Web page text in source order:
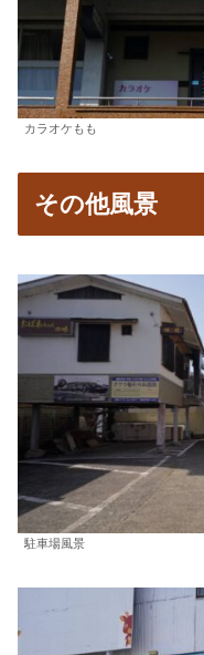
カラオケもも
その他風景
駐車場風景